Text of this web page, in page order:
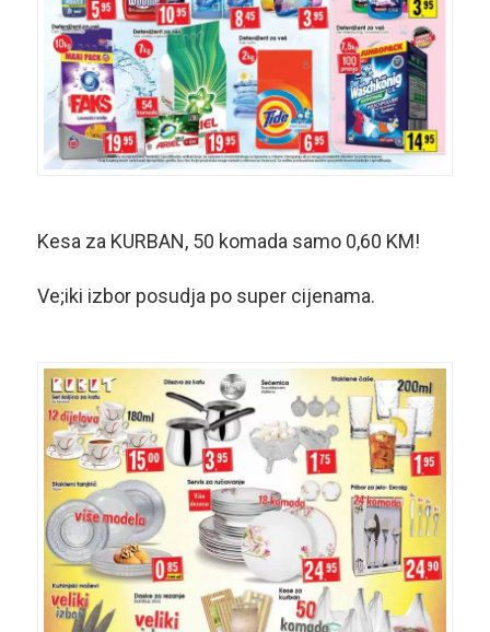
Kesa za KURBAN, 50 komada samo 0,60 KM!
Ve;iki izbor posudja po super cijenama.